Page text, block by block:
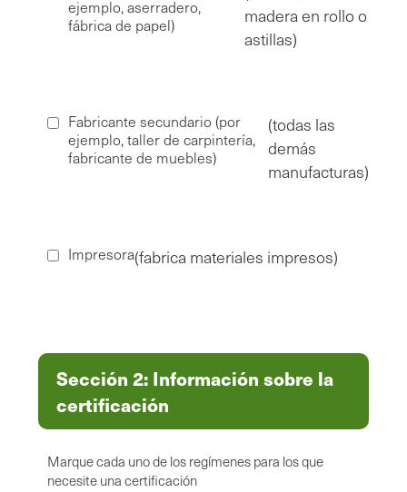
ejemplo, aserradero,
fábrica de papel)
madera en rollo o
astillas)
Fabricante secundario (por
ejemplo, taller de carpintería,
fabricante de muebles)
(todas las
demás
manufacturas)
Impresora(fabrica materiales impresos)
Sección 2: Información sobre la
certificación
Marque cada uno de los regímenes para los que
necesite una certificación